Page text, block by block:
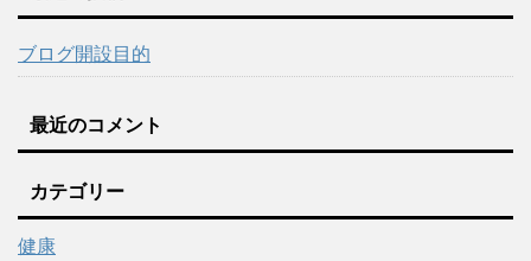
ブログ開設目的
最近のコメント
カテゴリー
健康